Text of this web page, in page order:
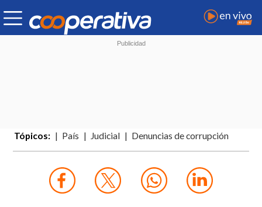
Tópicos: País Judicial Denuncias de corrupción